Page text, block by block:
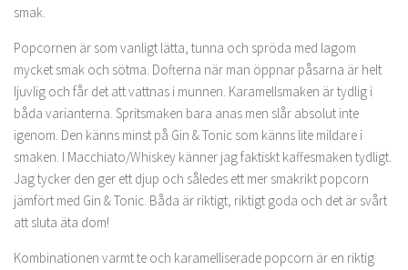
smak.
Popcornen är som vanligt lätta, tunna och spröda med lagom
mycket smak och sötma. Dofterna när man öppnar påsarna är helt
ljuvlig och får det att vattnas i munnen. Karamellsmaken är tydlig i
båda varianterna. Spritsmaken bara anas men slår absolut inte
igenom. Den känns minst på Gin & Tonic som känns lite mildare i
smaken. I Macchiato/Whiskey känner jag faktiskt kaffesmaken tydligt.
Jag tycker den ger ett djup och således ett mer smakrikt popcorn
jämfört med Gin & Tonic. Båda är riktigt, riktigt goda och det är svårt
att sluta äta dom!
Kombinationen varmt te och karamelliserade popcorn är en riktig